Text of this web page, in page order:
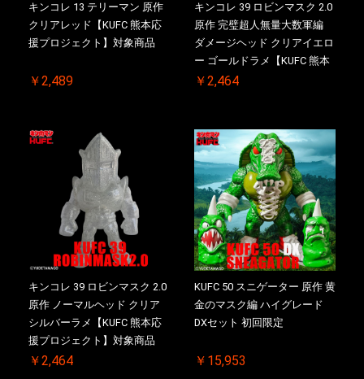
キンコレ 13 テリーマン 原作
クリアレッド【KUFC 熊本応
援プロジェクト】対象商品
￥2,489
キンコレ 39 ロビンマスク 2.0
原作 完璧超人無量大数軍編
ダメージヘッド クリアイエロ
ー ゴールドラメ【KUFC 熊本
応援プロジェクト】対象商品
￥2,464
キンコレ 39 ロビンマスク 2.0
原作 ノーマルヘッド クリア
シルバーラメ【KUFC 熊本応
援プロジェクト】対象商品
￥2,464
KUFC 50 スニゲーター 原作 黄
金のマスク編 ハイグレード
DXセット 初回限定
￥15,953